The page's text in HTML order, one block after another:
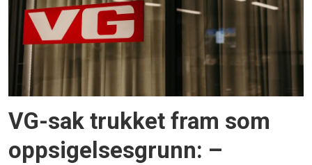
VG-sak trukket fram som
oppsigelsesgrunn: –